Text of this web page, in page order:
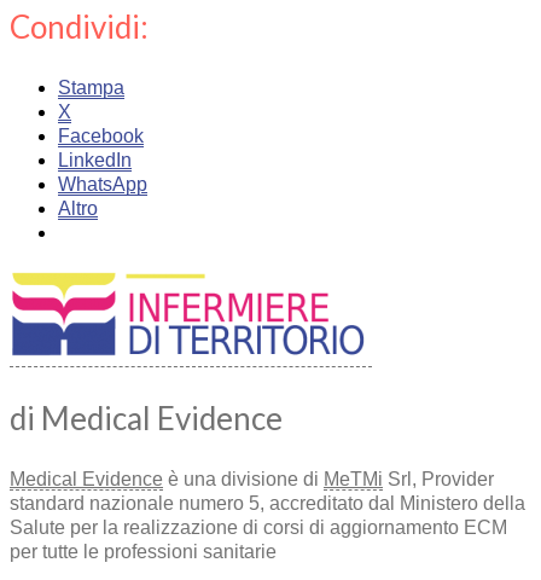
Condividi:
Stampa
X
Facebook
LinkedIn
WhatsApp
Altro
di Medical Evidence
Medical Evidence è una divisione di MeTMi Srl, Provider
standard nazionale numero 5, accreditato dal Ministero della
Salute per la realizzazione di corsi di aggiornamento ECM
per tutte le professioni sanitarie